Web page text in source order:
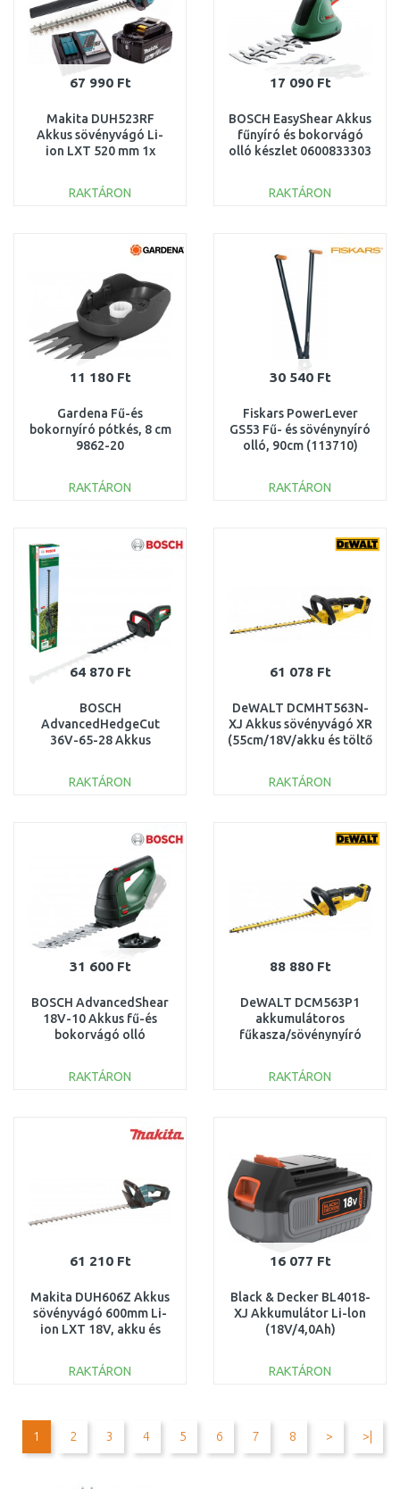
67 990 Ft
Makita DUH523RF
Akkus sövényvágó Li-
ion LXT 520 mm 1x
RAKTÁRON
Összehasonlítás
17 090 Ft
BOSCH EasyShear Akkus
fűnyíró és bokorvágó
olló készlet 0600833303
RAKTÁRON
Összehasonlítás
11 180 Ft
Gardena Fű-és
bokornyíró pótkés, 8 cm
9862-20
RAKTÁRON
Összehasonlítás
30 540 Ft
Fiskars PowerLever
GS53 Fű- és sövénynyíró
olló, 90cm (113710)
RAKTÁRON
Összehasonlítás
64 870 Ft
BOSCH
AdvancedHedgeCut
36V-65-28 Akkus
és töltő nélkül)
060084A301
RAKTÁRON
Összehasonlítás
61 078 Ft
DeWALT DCMHT563N-
XJ Akkus sövényvágó XR
(55cm/18V/akku és töltő
RAKTÁRON
Összehasonlítás
31 600 Ft
BOSCH AdvancedShear
18V-10 Akkus fű-és
bokorvágó olló
0600857001
RAKTÁRON
Összehasonlítás
88 880 Ft
DeWALT DCM563P1
akkumulátoros
fűkasza/sövénynyíró
Ah/18V)
RAKTÁRON
61 210 Ft
Makita DUH606Z Akkus
sövényvágó 600mm Li-
ion LXT 18V, akku és
RAKTÁRON
Összehasonlítás
16 077 Ft
Black & Decker BL4018-
XJ Akkumulátor Li-lon
(18V/4,0Ah)
RAKTÁRON
Összehasonlítás
1 2 3 4 5 6 7 8 > >|